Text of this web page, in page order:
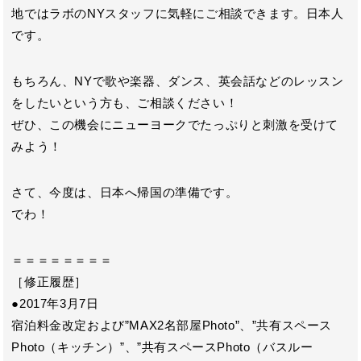
地ではラボのNYスタッフに気軽にご相談できます。日本人
です。
もちろん、NYで歌や楽器、ダンス、英会話などのレッスン
をしたいという方も、ご相談ください！
ぜひ、この機会にニューヨークでたっぷりと刺激を受けて
みよう！
さて、今度は、日本へ帰国の準備です。
でわ！
＝＝＝＝＝＝＝＝
［修正履歴］
●2017年3月7日
宿泊料金改定および”MAX2名部屋Photo”、”共有スペース
Photo（キッチン）”、”共有スペースPhoto（バスルー